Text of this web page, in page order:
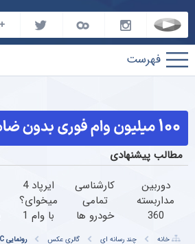
پارس
فوتبال
مطالب پیشنهادی
دوربین
مداربسته
360
کارشناسی
تمامی
خودرو ها
ایرپاد 4
میخوای؟
با وام 1
خانه چند رسانه ای گالری عکس